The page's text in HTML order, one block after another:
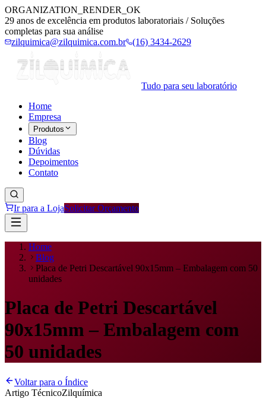
ORGANIZATION_RENDER_OK
29 anos de excelência em produtos laboratoriais / Soluções
completas para sua análise
zilquimica@zilquimica.com.br
(16) 3434-2629
Tudo para seu laboratório
Home
Empresa
Produtos
Blog
Dúvidas
Depoimentos
Contato
Ir para a LojaSolicitar Orçamento
Home
Blog
Placa de Petri Descartável 90x15mm – Embalagem com 50
unidades
Placa de Petri Descartável
90x15mm – Embalagem com
50 unidades
Voltar para o Índice
Artigo TécnicoZilquímica